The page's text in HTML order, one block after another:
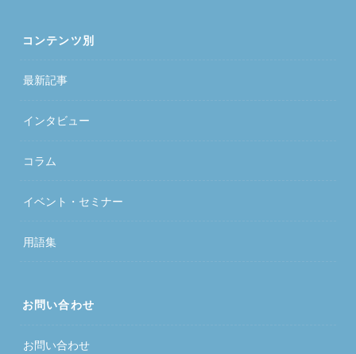
コンテンツ別
最新記事
インタビュー
コラム
イベント・セミナー
用語集
お問い合わせ
お問い合わせ